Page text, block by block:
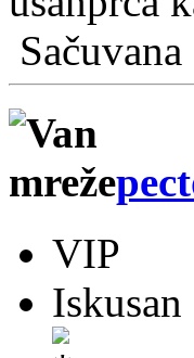
Sačuvana
VIP
Iskusan